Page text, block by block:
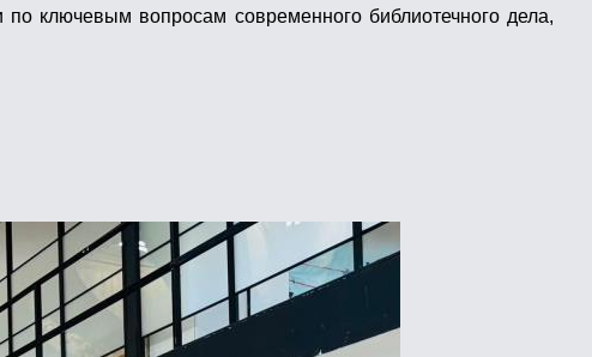
ключевым вопросам современного библиотечного дела,